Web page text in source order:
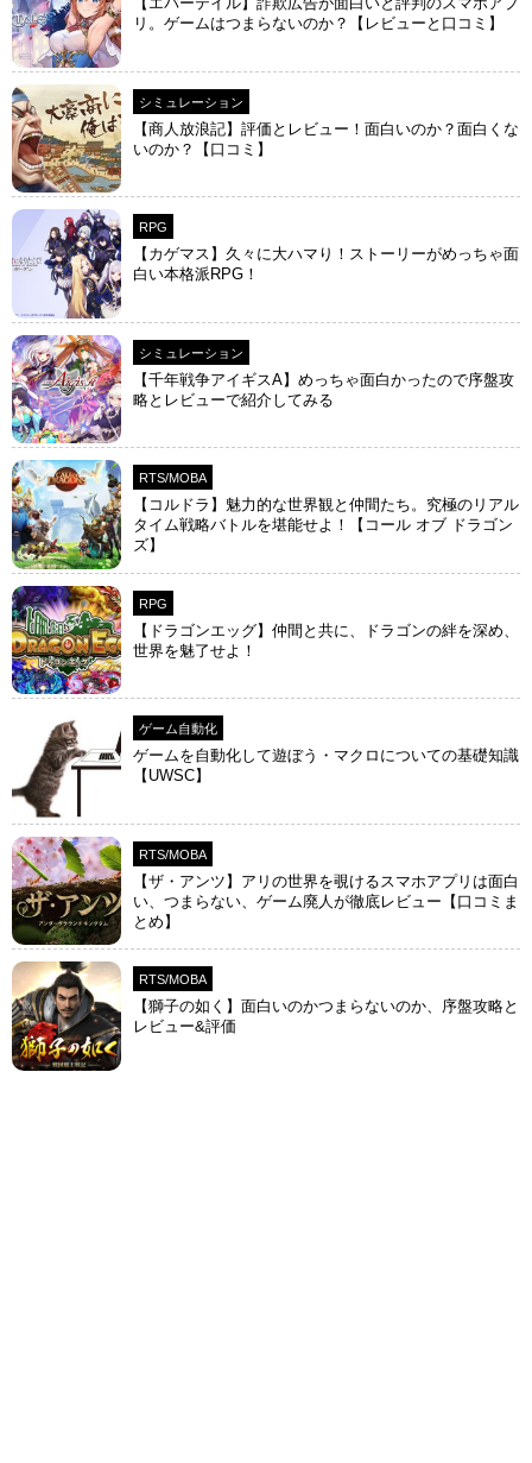
リ。ゲームはつまらないのか？【レビューと口コミ】
シミュレーション
【商人放浪‪記】評価とレビュー！面白いのか？面白くな
いのか？【口コミ】
RPG
【カゲマス】久々に大ハマり！ストーリーがめっちゃ面
白い本格派RPG！
シミュレーション
【千年戦争アイギスA】めっちゃ面白かったので序盤攻
略とレビューで紹介してみる
RTS/MOBA
【コルドラ】魅力的な世界観と仲間たち。究極のリアル
タイム戦略バトルを堪能せよ！【コール オブ ドラゴン
ズ】
RPG
【ドラゴンエッグ】仲間と共に、ドラゴンの絆を深め、
世界を魅了せよ！
ゲーム自動化
ゲームを自動化して遊ぼう・マクロについての基礎知識
【UWSC】
RTS/MOBA
【ザ・アンツ】アリの世界を覗けるスマホアプリは面白
い、つまらない、ゲーム廃人が徹底レビュー【口コミま
とめ】
RTS/MOBA
【獅子の如く】面白いのかつまらないのか、序盤攻略と
レビュー&評価